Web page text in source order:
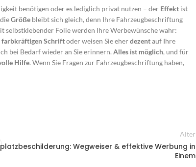
benötigen oder es lediglich privat nutzen – der Effekt ist
Größe bleibt sich gleich, denn Ihre Fahrzeugbeschriftung
selbstklebender Folie werden Ihre Werbewünsche wahr:
farbkräftigen Schriftoder weisen Sie eherdezentauf Ihre
bei Bedarf wieder an Sie erinnern. Alles ist möglich, und für
Hilfe. Wenn Sie Fragen zur Fahrzeugbeschriftung haben,
Älter
Wegweiser & effektive Werbung in
Einem